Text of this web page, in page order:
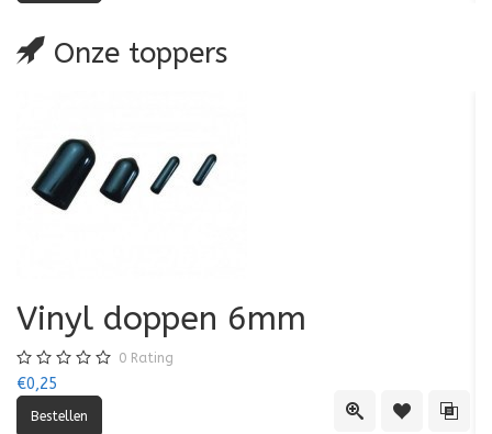
Onze toppers
Quick ViewToevoegen
Vinyl doppen 6mm
0 Rating
€0,25